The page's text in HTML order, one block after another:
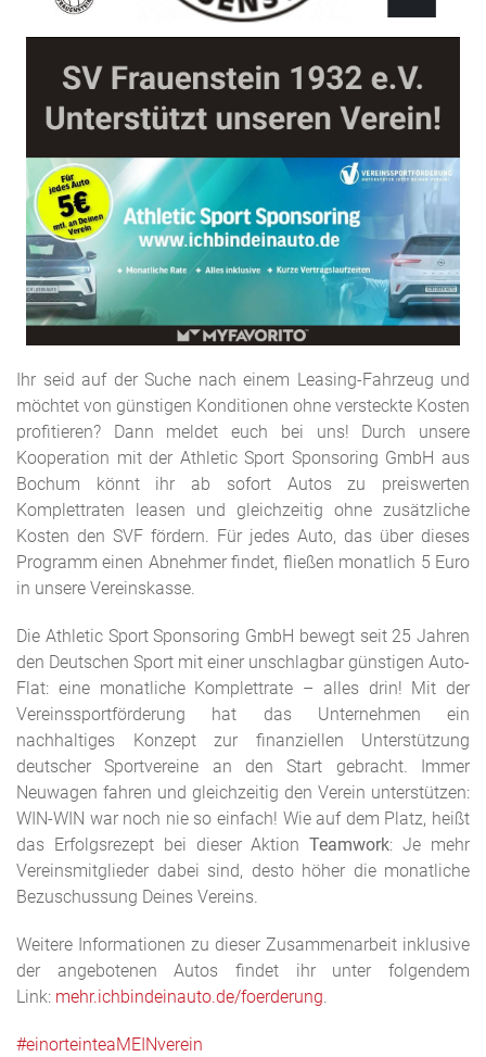
Ihr seid auf der Suche nach einem Leasing-Fahrzeug und
möchtet von günstigen Konditionen ohne versteckte Kosten
profitieren? Dann meldet euch bei uns! Durch unsere
Kooperation mit der Athletic Sport Sponsoring GmbH aus
Bochum könnt ihr ab sofort Autos zu preiswerten
Komplettraten leasen und gleichzeitig ohne zusätzliche
Kosten den SVF fördern. Für jedes Auto, das über dieses
Programm einen Abnehmer findet, fließen monatlich 5 Euro
in unsere Vereinskasse.
Die Athletic Sport Sponsoring GmbH bewegt seit 25 Jahren
den Deutschen Sport mit einer unschlagbar günstigen Auto-
Flat: eine monatliche Komplettrate – alles drin! Mit der
Vereinssportförderung hat das Unternehmen ein
nachhaltiges Konzept zur finanziellen Unterstützung
deutscher Sportvereine an den Start gebracht. Immer
Neuwagen fahren und gleichzeitig den Verein unterstützen:
WIN-WIN war noch nie so einfach! Wie auf dem Platz, heißt
das Erfolgsrezept bei dieser AktionTeamwork: Je mehr
Vereinsmitglieder dabei sind, desto höher die monatliche
Bezuschussung Deines Vereins.
Weitere Informationen zu dieser Zusammenarbeit inklusive
der angebotenen Autos findet ihr unter folgendem
Link: mehr.ichbindeinauto.de/foerderung.
#einorteinteaMEINverein